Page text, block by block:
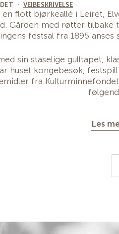
· VEIBESKRIVELSE
en flott bjørkeallé i Leiret,
Gården med røtter
festsal fra 1895 anses
sin staselige gulltapet,
huset kongebesøk,
fra
-
røtter tilbake til
har gjennom tidene
og forsvarssystem
Les